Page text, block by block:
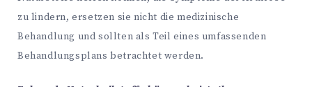
zu lindern, ersetzen sie nicht die medizinische
Behandlung und sollten als Teil eines umfassenden
Behandlungsplans betrachtet werden.